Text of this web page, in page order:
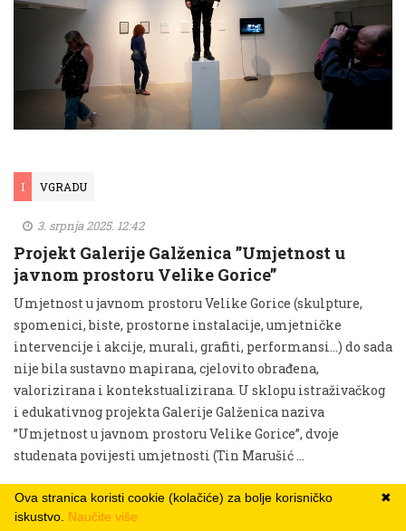
I VGRADU
3. srpnja 2025. 12:42
Projekt Galerije Galženica ”Umjetnost u
javnom prostoru Velike Gorice”
Umjetnost u javnom prostoru Velike Gorice (skulpture,
spomenici, biste, prostorne instalacije, umjetničke
intervencije i akcije, murali, grafiti, performansi…) do sada
nije bila sustavno mapirana, cjelovito obrađena,
valorizirana i kontekstualizirana. U sklopu istraživačkog
i edukativnog projekta Galerije Galženica naziva
”Umjetnost u javnom prostoru Velike Gorice”, dvoje
studenata povijesti umjetnosti (Tin Marušić …
✖
Ova stranica koristi cookie (kolačiće) za bolje korisničko
iskustvo. Naučite više